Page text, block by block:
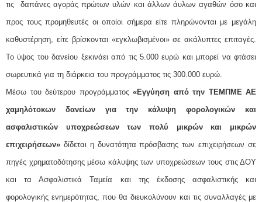
τις δαπάνες αγοράς πρώτων υλών και άλλων άυλων αγαθών όσο και
προς τους προμηθευτές οι οποίοι σήμερα είτε πληρώνονται με μεγάλη
καθυστέρηση, είτε βρίσκονται «εγκλωβισμένοι» σε ακάλυπτες επιταγές.
Το ύψος του δανείου ξεκινάει από τις 5.000 ευρώ και μπορεί να φτάσει
σωρευτικά για τη διάρκεια του προγράμματος τις 300.000 ευρώ.
Μέσω του δεύτερου προγράμματος«Εγγύηση από την ΤΕΜΠΜΕ ΑΕ
χαμηλότοκων δανείων για την κάλυψη φορολογικών και
ασφαλιστικών υποχρεώσεων των πολύ μικρών και μικρών
επιχειρήσεων» δίδεται η δυνατότητα πρόσβασης των επιχειρήσεων σε
πηγές χρηματοδότησης μέσω κάλυψης των υποχρεώσεων τους στις ΔΟΥ
και τα Ασφαλιστικά Ταμεία και της έκδοσης ασφαλιστικής και
φορολογικής ενημερότητας, που θα διευκολύνουν και τις συναλλαγές με